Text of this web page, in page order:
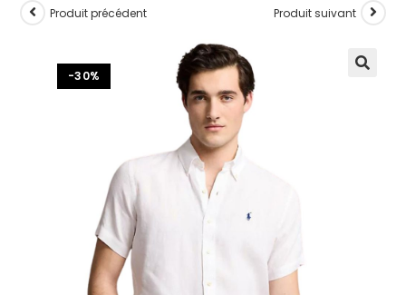
-30%
Produit précédent Produit suivant